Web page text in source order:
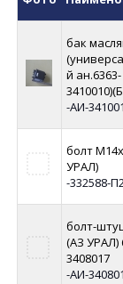
бак
й ан.6363-
-АИ-
болт
УРАЛ)
-332588-
болт-
(АЗ УРАЛ)
3408017
-АИ-